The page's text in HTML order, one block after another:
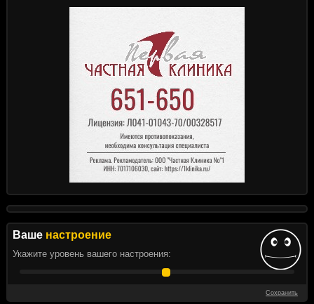
Ваше настроение
Укажите уровень вашего настроения:
Сохранить